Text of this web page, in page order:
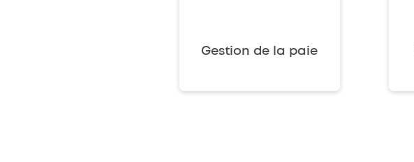
Gestion de la paie